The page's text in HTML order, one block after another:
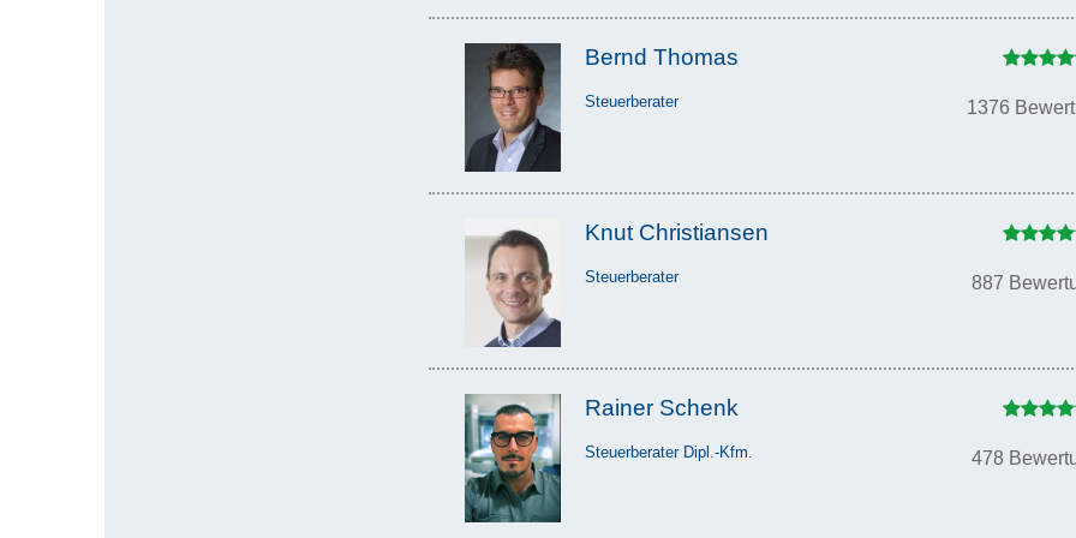
Bernd Thomas
Steuerberater 1376
Knut Christiansen
Steuerberater 887
Rainer Schenk
Steuerberater Dipl.-Kfm. 478